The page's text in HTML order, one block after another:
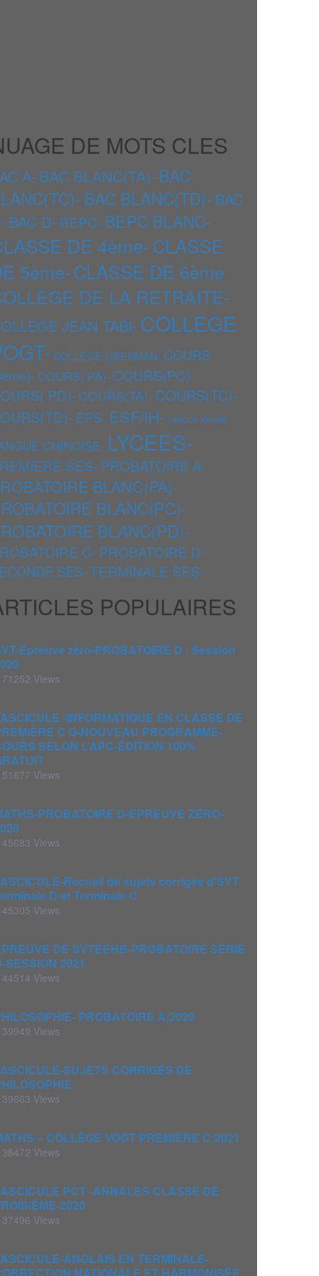
DE MOTS CLES
A- BAC BLANC(TA)- BAC
BAC BLANC(TD)- BAC
BAC D- BEPC- BEPC BLANC-
DE 4ème-CLASSE
5ème-CLASSE DE 6ème
DE LA RETRAITE-
JEAN TABI- COLLEGE
COLLÈGE LIBERMAN- COURS
COURS( PA)- COURS(PC)-
PD)-COURS(TA)- COURS(TC)-
EPS- ESF/IH- LANGUE ARABE-
CHINOISE- LYCEES-
SES- PROBATOIRE A-
BLANC(PA)-
BLANC(PC)-
BLANC(PD)-
C- PROBATOIRE D-
SES-TERMINALE SES-
POPULAIRES
Épreuve zéro-PROBATOIRE D : Session
71252 Views
-INFORMATIQUE EN CLASSE DE
C D-NOUVEAU PROGRAMME-
SELON L’APC-ÉDITION 100%
51677 Views
PROBATOIRE D-ÉPREUVE ZÉRO-
45683 Views
Recueil de sujets corrigés d’SVT
D et Terminale C
45305 Views
DE SVTEEHB-PROBATOIRE SÉRIE
SESSION 2021
44514 Views
PROBATOIRE A:2020
39949 Views
SUJETS CORRIGÉS DE
39663 Views
– COLLÈGE VOGT PREMIÈRE C:2021
38472 Views
PCT -ANNALES CLASSE DE
2020
37496 Views
ANGLAIS EN TERMINALE-